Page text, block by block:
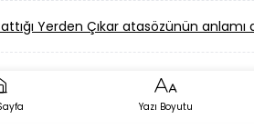
Yerden Çıkar atasözünün anlamı
Yazı Boyutu